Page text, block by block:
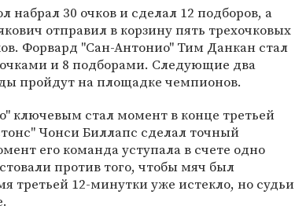
30 очков и сделал 12 подборов, а
отправил в корзину пять трехочковых
Форвард "Сан-Антонио" Тим Данкан стал
и 8 подборами. Следующие два
пройдут на площадке чемпионов.
ключевым стал момент в конце третьей
Чонси Биллапс сделал точный
его команда уступала в счете одно
против того, чтобы мяч был
третьей 12-минутки уже истекло, но судьи